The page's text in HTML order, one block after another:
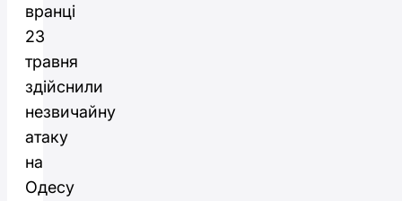
вранці
23
травня
здійснили
незвичайну
атаку
на
Одесу